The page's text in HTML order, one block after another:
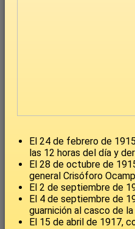
El 24 de febrero de
las 12 horas del día y
El 28 de octubre de
general Crisóforo
El 2 de septiembre de
El 4 de septiembre de
guarnición al casco de
El 15 de abril de 1917,